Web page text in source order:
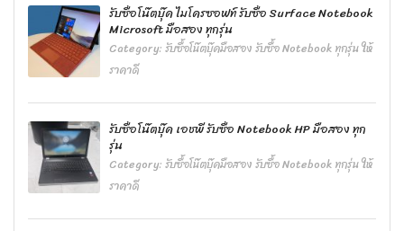
รับซื้อโน๊ตบุ๊ค ไมโครซอฟท์ รับซื้อ Surface Notebook
Microsoft มือสอง ทุกรุ่น
Category:รับซื้อโน๊ตบุ๊คมือสอง รับซื้อ Notebook ทุกรุ่น ให้
ราคาดี
รับซื้อโน๊ตบุ๊ค เอชพี รับซื้อ Notebook HP มือสอง ทุก
รุ่น
Category:รับซื้อโน๊ตบุ๊คมือสอง รับซื้อ Notebook ทุกรุ่น ให้
ราคาดี